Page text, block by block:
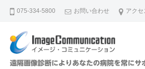
075-334-5800 お問い合わせ アクセ
イ
遠隔画像診断によりあなたの病院を常にサ
メ
ジ
・
コ